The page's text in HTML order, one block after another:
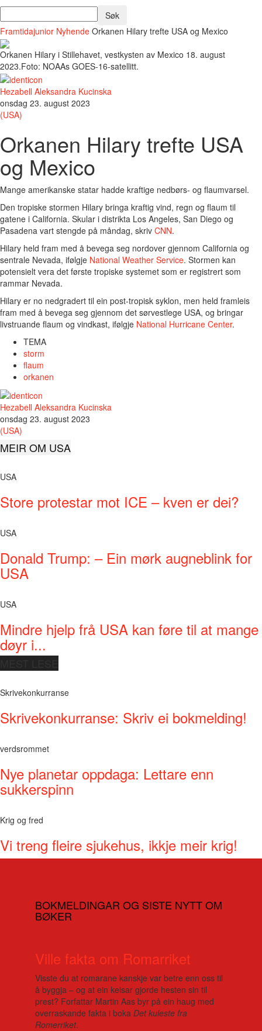
Framtidajunior Nyhende Orkanen Hilary trefte USA og Mexico
Orkanen Hilary i Stillehavet, vestkysten av Mexico 18. august
2023.Foto: NOAAs GOES-16-satellitt.
Hezabell Aleksandra Kucinska
onsdag 23. august 2023
(USA)
Orkanen Hilary trefte USA
og Mexico
Mange amerikanske statar hadde kraftige nedbørs- og flaumvarsel.
Den tropiske stormen Hilary bringa kraftig vind, regn og flaum til
gatene i California. Skular i distrikta Los Angeles, San Diego og
Pasadena vart stengde på måndag, skriv CNN.
Hilary held fram med å bevega seg nordover gjennom California og
sentrale Nevada, ifølgje National Weather Service. Stormen kan
potensielt vera det første tropiske systemet som er registrert som
rammar Nevada.
Hilary er no nedgradert til ein post-tropisk syklon, men held framleis
fram med å bevega seg gjennom det sørvestlege USA, og bringar
livstruande flaum og vindkast, ifølgje National Hurricane Center.
TEMA
storm
flaum
orkanen
Hezabell Aleksandra Kucinska
onsdag 23. august 2023
(USA)
MEIR OM USA
USA
Store protestar mot ICE – kven er dei?
USA
Donald Trump: – Ein mørk augneblink for
USA
USA
Mindre hjelp frå USA kan føre til at mange
døyr i...
Skrivekonkurranse
Skrivekonkurranse: Skriv ei bokmelding!
verdsrommet
Nye planetar oppdaga: Lettare enn
sukkerspinn
Krig og fred
Vi treng fleire sjukehus, ikkje meir krig!
BOKMELDINGAR OG SISTE NYTT OM
BØKER
Ville fakta om Romarriket
Visste du at romarane kanskje var betre enn oss til
å byggja – og at ein keisar gjorde hesten sin til
prest? Forfattar Martin Aas byr på ein haug med
overraskande fakta i boka Det kuleste fra
Romerriket.